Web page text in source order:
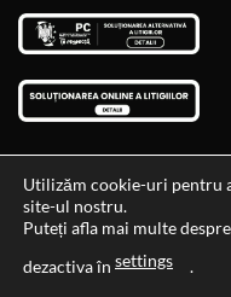
Data si ora ultimei
Utilizăm cookie-uri pentru
site-ul nostru.
Puteți afla mai multe
dezactiva în settings .